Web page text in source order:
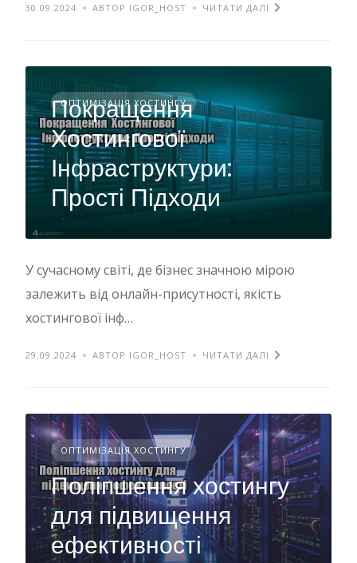
30.09.2024 АВТОР IGOR_HOST ЧИТАТИ ДАЛІ
ОПТИМІЗАЦІЯ ХОСТИНГУ
Покращення
Хостингової
Інфраструктури:
Прості Підходи
У сучасному світі, де бізнес значною мірою
залежить від онлайн-присутності, якість
хостингової інф…
29.09.2024 АВТОР IGOR_HOST ЧИТАТИ ДАЛІ
ОПТИМІЗАЦІЯ ХОСТИНГУ
Поліпшення хостингу
для підвищення
ефективності